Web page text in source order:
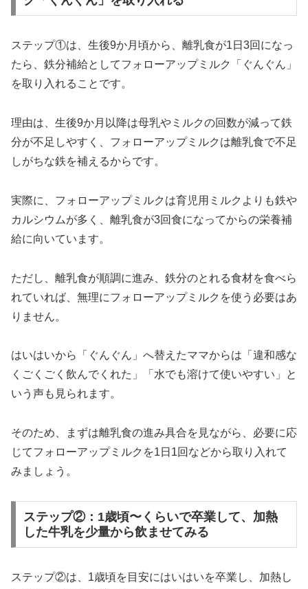
ステップ①は、生後9か月頃から、離乳食が1日3回になっ
たら、鉄分補給としてフォローアップミルク「ぐんぐん」
を取り入れることです。
理由は、生後9か月以降は母乳やミルクの回数が減って鉄
分が不足しやすく、フォローアップミルクは離乳食で不足
しがちな鉄を補えるからです。
実際に、フォローアップミルクは育児用ミルクよりも鉄や
カルシウムが多く、離乳食が3回食になってからの栄養補
給に向いています。
ただし、離乳食が順調に進み、鉄分のとれる食材を食べら
れていれば、無理にフォローアップミルクを使う必要はあ
りません。
はいはいから「ぐんぐん」へ替えたママからは「違和感な
くごくごく飲んでくれた」「水でも溶けて使いやすい」と
いう声も見られます。
そのため、まずは離乳食の進み具合を見ながら、必要に応
じてフォローアップミルクを1日1回などから取り入れて
みましょう。
ステップ②：1歳頃〜くらいで卒業して、加熱
した牛乳を少量から飲ませてみる
ステップ②は、1歳頃を目安にはいはいを卒業し、加熱し